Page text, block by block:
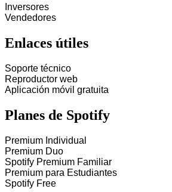
Inversores
Vendedores
Enlaces útiles
Soporte técnico
Reproductor web
Aplicación móvil gratuita
Planes de Spotify
Premium Individual
Premium Duo
Spotify Premium Familiar
Premium para Estudiantes
Spotify Free